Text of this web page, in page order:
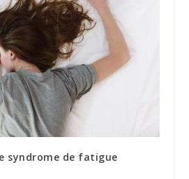
syndrome de fatigue